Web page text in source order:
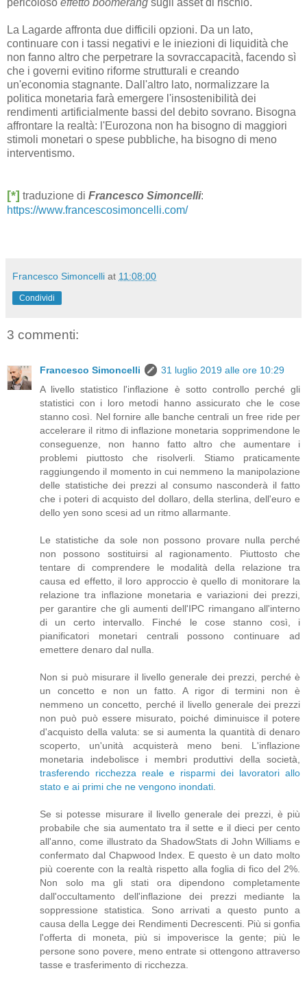
La Lagarde affronta due difficili opzioni. Da un lato,
continuare con i tassi negativi e le iniezioni di liquidità che
non fanno altro che perpetrare la sovraccapacità, facendo sì
che i governi evitino riforme strutturali e creando
un'economia stagnante. Dall'altro lato, normalizzare la
politica monetaria farà emergere l'insostenibilità dei
rendimenti artificialmente bassi del debito sovrano. Bisogna
affrontare la realtà: l'Eurozona non ha bisogno di maggiori
stimoli monetari o spese pubbliche, ha bisogno di meno
interventismo.
[*] traduzione di Francesco Simoncelli:
https://www.francescosimoncelli.com/
Francesco Simoncelli at 11:08:00
Condividi
3 commenti:
Francesco Simoncelli
31 luglio 2019 alle ore 10:29
A livello statistico l'inflazione è sotto controllo perché gli
statistici con i loro metodi hanno assicurato che le cose
stanno così. Nel fornire alle banche centrali un free ride per
accelerare il ritmo di inflazione monetaria sopprimendone le
conseguenze, non hanno fatto altro che aumentare i
problemi piuttosto che risolverli. Stiamo praticamente
raggiungendo il momento in cui nemmeno la manipolazione
delle statistiche dei prezzi al consumo nasconderà il fatto
che i poteri di acquisto del dollaro, della sterlina, dell'euro e
dello yen sono scesi ad un ritmo allarmante.
Le statistiche da sole non possono provare nulla perché
non possono sostituirsi al ragionamento. Piuttosto che
tentare di comprendere le modalità della relazione tra
causa ed effetto, il loro approccio è quello di monitorare la
relazione tra inflazione monetaria e variazioni dei prezzi,
per garantire che gli aumenti dell'IPC rimangano all'interno
di un certo intervallo. Finché le cose stanno così, i
pianificatori monetari centrali possono continuare ad
emettere denaro dal nulla.
Non si può misurare il livello generale dei prezzi, perché è
un concetto e non un fatto. A rigor di termini non è
nemmeno un concetto, perché il livello generale dei prezzi
non può può essere misurato, poiché diminuisce il potere
d'acquisto della valuta: se si aumenta la quantità di denaro
scoperto, un'unità acquisterà meno beni. L'inflazione
monetaria indebolisce i membri produttivi della società,
trasferendo ricchezza reale e risparmi dei lavoratori allo
stato e ai primi che ne vengono inondati
Se si potesse misurare il livello generale dei prezzi, è più
probabile che sia aumentato tra il sette e il dieci per cento
all'anno, come illustrato da ShadowStats di John Williams e
confermato dal Chapwood Index. E questo è un dato molto
più coerente con la realtà rispetto alla foglia di fico del 2%.
Non solo ma gli stati ora dipendono completamente
dall'occultamento dell'inflazione dei prezzi mediante la
soppressione statistica. Sono arrivati ​​a questo punto a
causa della Legge dei Rendimenti Decrescenti. Più si gonfia
l'offerta di moneta, più si impoverisce la gente; più le
persone sono povere, meno entrate si ottengono attraverso
tasse e trasferimento di ricchezza.